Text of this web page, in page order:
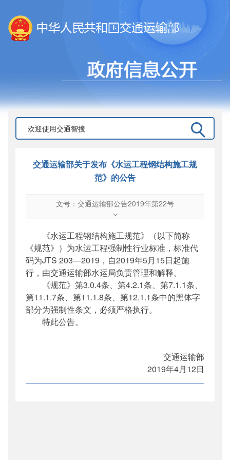
交通运输部关于发布《水运工程钢结构施工规
范》的公告
文号：交通运输部公告2019年第22号
交通运输部公告2019年第22号
公开日期：2019年05月10日
主题词：
水运工程;钢结构;施工规范
机构分类：水运局
主题分类：标准
公文类型
：部公告通告
《水运工程钢结构施工规范》（以下简称
《规范》）为水运工程强制性行业标准，标准代
码为JTS 203—2019，自2019年5月15日起施
行，由交通运输部水运局负责管理和解释。
《规范》第3.0.4条、第4.2.1条、第7.1.1条、
第11.1.7条、第11.1.8条、第12.1.1条中的黑体字
部分为强制性条文，必须严格执行。
特此公告。
交通运输部
2019年4月12日